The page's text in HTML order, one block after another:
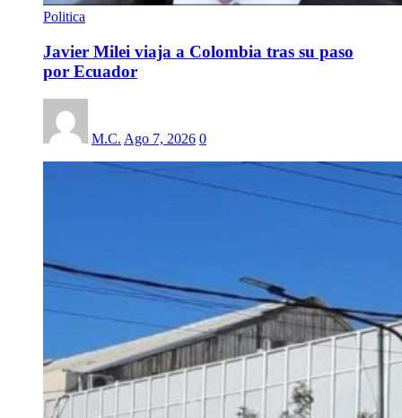
Politica
Javier Milei viaja a Colombia tras su paso
por Ecuador
M.C. Ago 7, 2026 0